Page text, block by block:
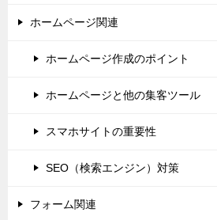
ホームページ関連
ホームページ作成のポイント
ホームページと他の集客ツール
スマホサイトの重要性
SEO（検索エンジン）対策
フォーム関連